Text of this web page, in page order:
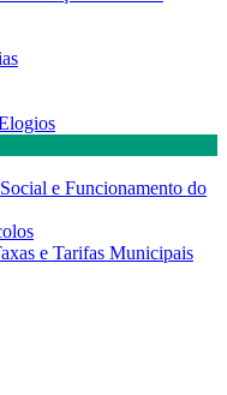
e Funcionamento do
e Tarifas Municipais